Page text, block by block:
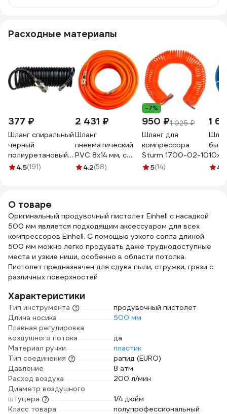
Расходные материалы
377 ₽
Шланг спиральный
черный
полиуретановый
профи (5 м; 20
4.5(191)
2 431 ₽
Шланг
пневматический
PVC 8x14 мм, с
быстросъемными
4.2(58)
-7%
950 ₽1 025 ₽
Шланг для
компрессора
Sturm 1700-02-10
5(14)
1
ECO
4.6
О товаре
Оригинальный продувочный пистолет Einhell с насадкой
500 мм является подходящим аксессуаром для всех
компрессоров Einhell. С помощью узкого сопла длиной
500 мм можно легко продувать даже труднодоступные
места и узкие ниши, особенно в области потолка.
Пистолет предназначен для сдува пыли, стружки, грязи с
различных поверхностей
Характеристики
Тип инструмента
продувочный пистолет
Длина носика
500 мм
Плавная регулировка
воздушного потока
да
Материал ручки
пластик
Тип соединения
рапид (EURO)
Давление
8 атм
Расход воздуха
200 л/мин
Диаметр воздушного
штуцера
1/4 дюйм
Класс товара
полупрофессиональный